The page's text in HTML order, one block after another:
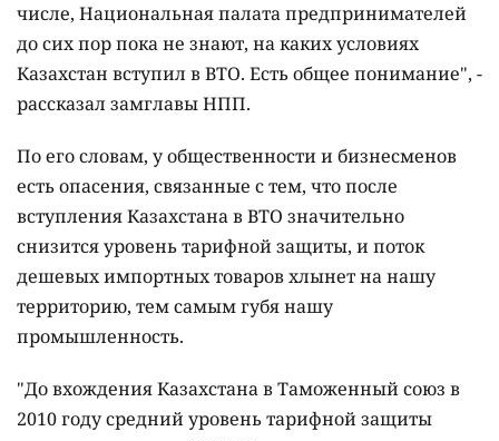
числе, Национальная палата предпринимателей
до сих пор пока не знают, на каких условиях
Казахстан вступил в ВТО. Есть общее понимание", -
рассказал замглавы НПП.
По его словам, у общественности и бизнесменов
есть опасения, связанные с тем, что после
вступления Казахстана в ВТО значительно
снизится уровень тарифной защиты, и поток
дешевых импортных товаров хлынет на нашу
территорию, тем самым губя нашу
промышленность.
"До вхождения Казахстана в Таможенный союз в
2010 году средний уровень тарифной защиты